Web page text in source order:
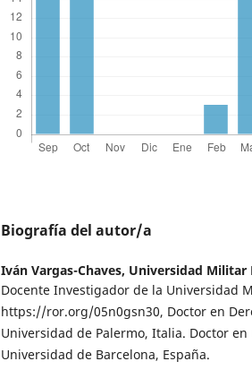
Biografía del autor/a
Iván Vargas-Chaves, Universidad Militar
Docente Investigador de la Universidad
https://ror.org/05n0gsn30, Doctor en
Universidad de Palermo, Italia. Doctor
Universidad de Barcelona, España.